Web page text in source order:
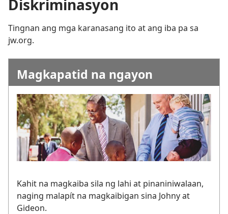
Diskriminasyon
Tingnan ang mga karanasang ito at ang iba pa sa
jw.org.
Magkapatid na ngayon
Kahit na magkaiba sila ng lahi at pinaniniwalaan,
naging malapít na magkaibigan sina Johny at
Gideon.